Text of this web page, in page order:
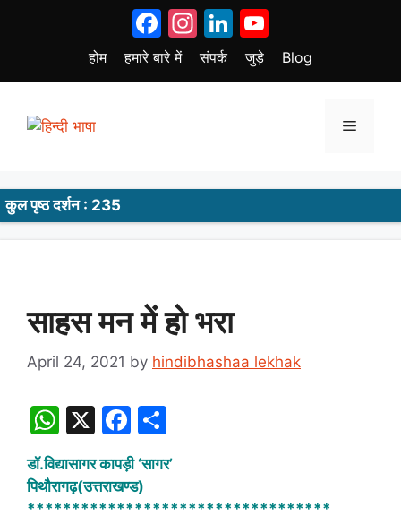
Facebook
Instagram
LinkedIn
होम हमारे बारे में संपर्क जुड़े Blog
Menu
कुल पृष्ठ दर्शन : 235
साहस मन में हो भरा
April 24, 2021 by hindibhashaa lekhak
W
at
s
X
F
a
c
e
ar
e
डॉ.विद्यासागर कापड़ी ‘सागर’
पिथौरागढ़(उत्तराखण्ड)
**********************************